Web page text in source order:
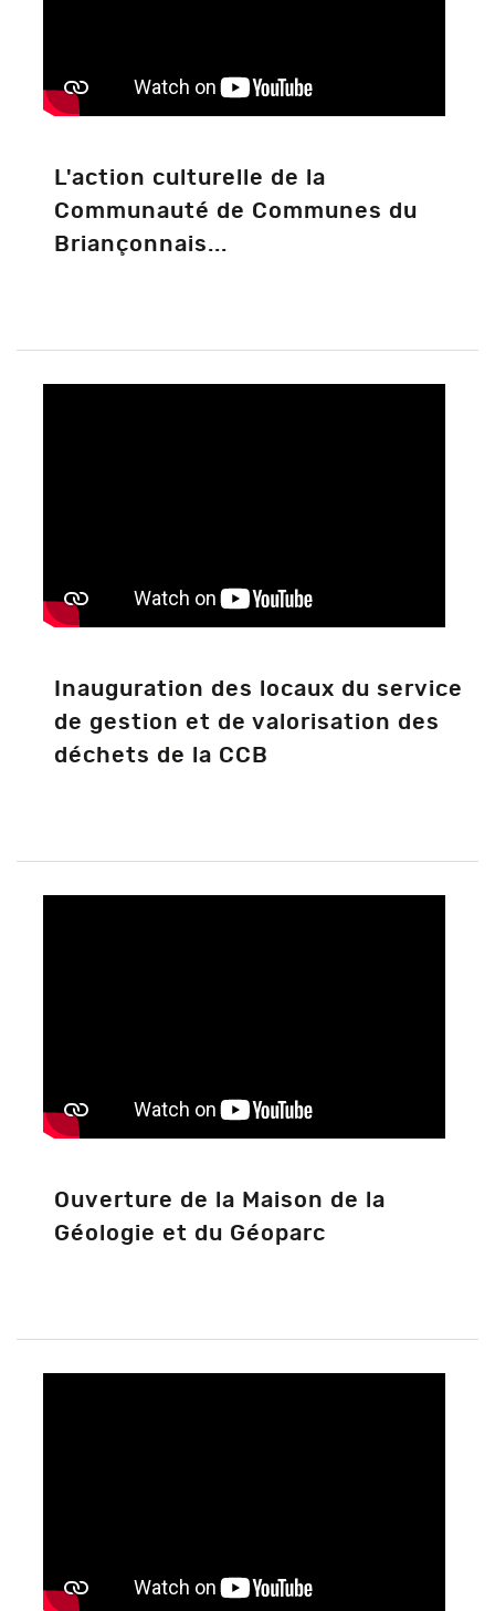
L'action culturelle de la
Communauté de Communes du
Briançonnais...
Inauguration des locaux du service
de gestion et de valorisation des
déchets de la CCB
Ouverture de la Maison de la
Géologie et du Géoparc